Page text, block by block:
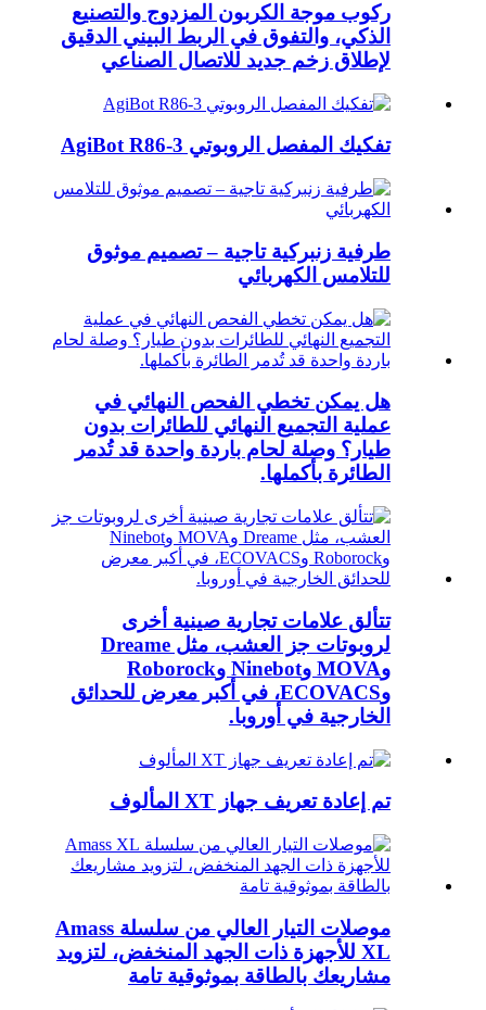
ركوب موجة الكربون المزدوج والتصنيع
الذكي، والتفوق في الربط البيني الدقيق
لإطلاق زخم جديد للاتصال الصناعي
تفكيك المفصل الروبوتي AgiBot R86-3
طرفية زنبركية تاجية – تصميم موثوق
للتلامس الكهربائي
هل يمكن تخطي الفحص النهائي في
عملية التجميع النهائي للطائرات بدون
طيار؟ وصلة لحام باردة واحدة قد تُدمر
الطائرة بأكملها.
تتألق علامات تجارية صينية أخرى
لروبوتات جز العشب، مثل Dreame
وMOVA وNinebot وRoborock
وECOVACS، في أكبر معرض للحدائق
الخارجية في أوروبا.
تم إعادة تعريف جهاز XT المألوف
موصلات التيار العالي من سلسلة Amass
XL للأجهزة ذات الجهد المنخفض، لتزويد
مشاريعك بالطاقة بموثوقية تامة